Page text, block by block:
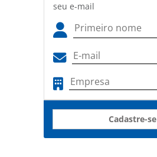
seu e-mail
Cadastre-se